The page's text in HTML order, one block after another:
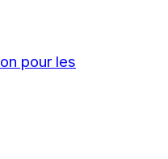
pour les